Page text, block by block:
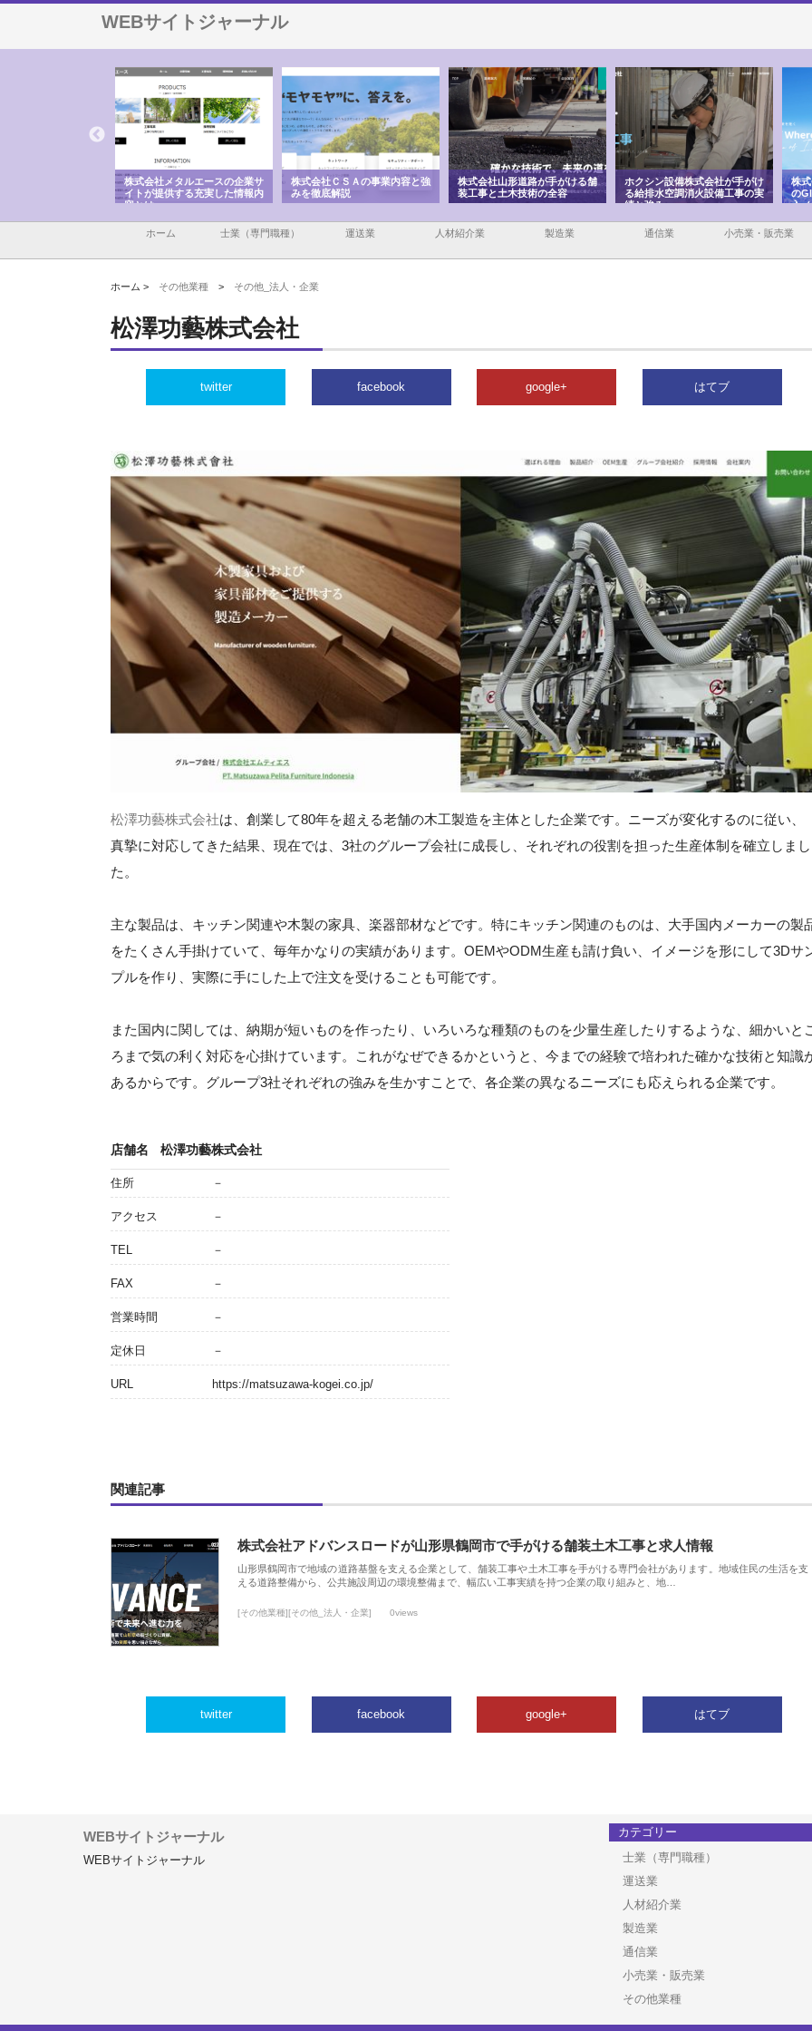
WEBサイトジャーナル
株式会社メタルエースの企業サ
イトが提供する充実した情報内
容とは
株式会社ＣＳＡの事業内容と強
みを徹底解説
株式会社山形道路が手がける舗
装工事と土木技術の全容
ホクシン設備株式会社が手がけ
る給排水空調消火設備工事の実
績と強み
株
の
入
ホーム 士業（専門職種） 運送業 人材紹介業 製造業 通信業 小売業・販売業
ホーム > その他業種 > その他_法人・企業
松澤功藝株式会社
twitter facebook google+ はてブ
松澤功藝株式会社は、創業して80年を超える老舗の木工製造を主体とした企業です。ニーズが変化するのに従い、
真摯に対応してきた結果、現在では、3社のグループ会社に成長し、それぞれの役割を担った生産体制を確立しまし
た。
主な製品は、キッチン関連や木製の家具、楽器部材などです。特にキッチン関連のものは、大手国内メーカーの製
をたくさん手掛けていて、毎年かなりの実績があります。OEMやODM生産も請け負い、イメージを形にして3Dサ
プルを作り、実際に手にした上で注文を受けることも可能です。
また国内に関しては、納期が短いものを作ったり、いろいろな種類のものを少量生産したりするような、細かいと
ろまで気の利く対応を心掛けています。これがなぜできるかというと、今までの経験で培われた確かな技術と知識
あるからです。グループ3社それぞれの強みを生かすことで、各企業の異なるニーズにも応えられる企業です。
店舗名 松澤功藝株式会社
住所 －
アクセス －
TEL －
FAX －
営業時間 －
定休日 －
URL https://matsuzawa-kogei.co.jp/
関連記事
株式会社アドバンスロードが山形県鶴岡市で手がける舗装土木工事と求人情報
山形県鶴岡市で地域の道路基盤を支える企業として、舗装工事や土木工事を手がける専門会社があります。地域住民の生活を支
える道路整備から、公共施設周辺の環境整備まで、幅広い工事実績を持つ企業の取り組みと、地…
[その他業種][その他_法人・企業] 0views
twitter facebook google+ はてブ
WEBサイトジャーナル
WEBサイトジャーナル
カテゴリー
士業（専門職種）
運送業
人材紹介業
製造業
通信業
小売業・販売業
その他業種